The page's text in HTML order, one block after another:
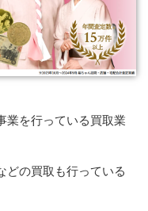
業を行っている買取業
どの買取も行っている